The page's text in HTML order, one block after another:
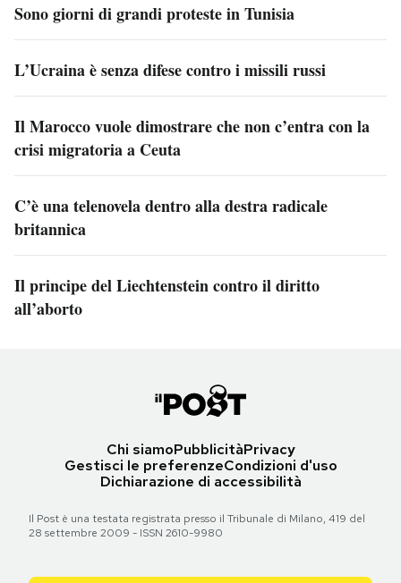
Sono giorni di grandi proteste in Tunisia
L’Ucraina è senza difese contro i missili russi
Il Marocco vuole dimostrare che non c’entra con la
crisi migratoria a Ceuta
C’è una telenovela dentro alla destra radicale
britannica
Il principe del Liechtenstein contro il diritto
all’aborto
Chi siamoPubblicitàPrivacy
Gestisci le preferenzeCondizioni d'uso
Dichiarazione di accessibilità
Il Post è una testata registrata presso il Tribunale di Milano, 419 del
28 settembre 2009 - ISSN 2610-9980